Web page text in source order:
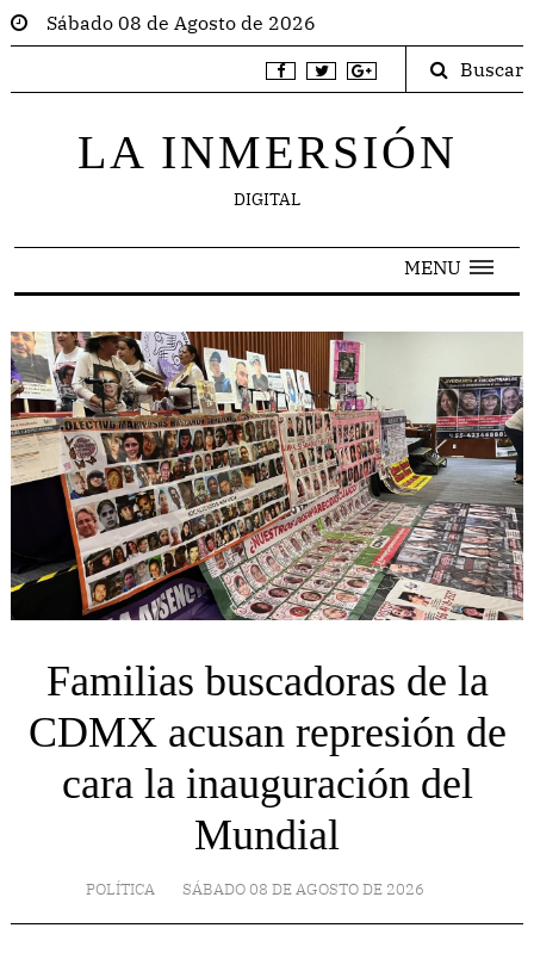
Sábado 08 de Agosto de 2026
Buscar
LA INMERSIÓN
DIGITAL
MENU
Familias buscadoras de la
CDMX acusan represión de
cara la inauguración del
Mundial
POLÍTICA SÁBADO 08 DE AGOSTO DE 2026